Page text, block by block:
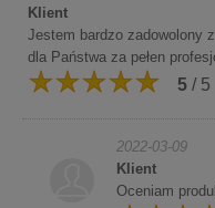
Klient
Jestem bardzo zadowolony
dla Państwa za pełen
5 / 5
2022-03-09
Klient
Oceniam